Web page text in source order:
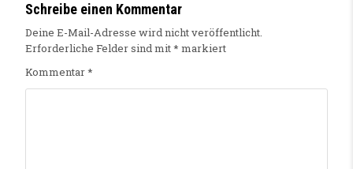
Schreibe einen Kommentar
Deine E-Mail-Adresse wird nicht veröffentlicht.
Erforderliche Felder sind mit* markiert
Kommentar*